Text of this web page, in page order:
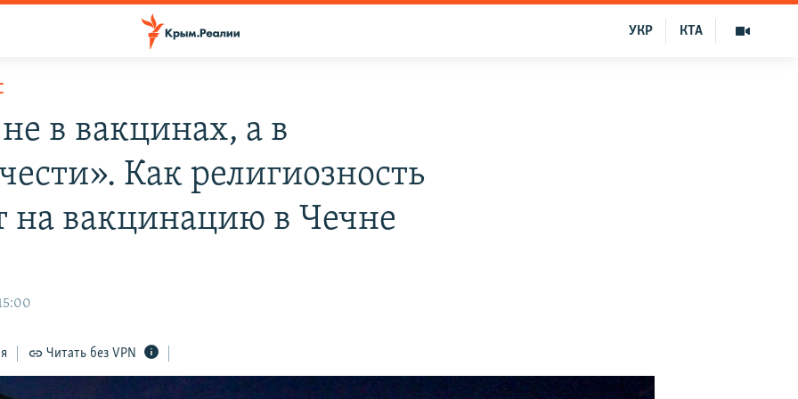
КТА
УКР
в вакцинах, а в
Как религиозность
на вакцинацию в Чечне
Читать без VPN